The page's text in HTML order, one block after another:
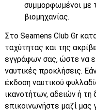
συμμορφωμένοι με
βιομηχανίας.
Στο Seamens Club Gr
ταχύτητας και της
εγγράφων σας, ώστε να
ναυτικές προκλήσεις.
έκδοση ναυτικού
ικανοτήτων, αδειών ή τη
επικοινωνήστε μαζί μας